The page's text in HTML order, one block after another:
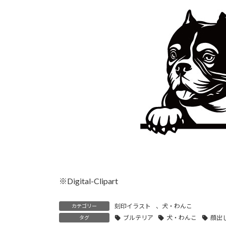
※Digital-Clipart
カテゴリー 刻印イラスト 、 犬・わんこ
タグ ブルテリア 犬・わんこ 顔出